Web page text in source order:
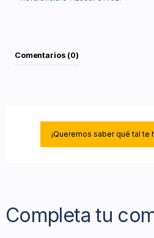
Comentarios (0)
¡Queremos saber qué tal te
Completa tu